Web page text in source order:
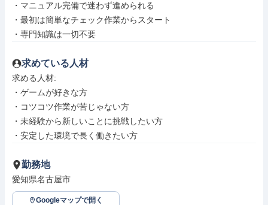
・マニュアル完備で迷わず進められる
・最初は簡単なチェック作業からスタート
・専門知識は一切不要
求めている人材
求める人材:
・ゲームが好きな方
・コツコツ作業が苦じゃない方
・未経験から新しいことに挑戦したい方
・安定した環境で長く働きたい方
勤務地
愛知県名古屋市
Googleマップで開く